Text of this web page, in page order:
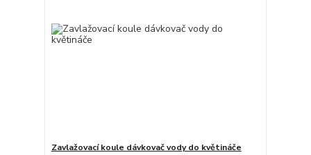
Zavlažovací koule dávkovač vody do květináče